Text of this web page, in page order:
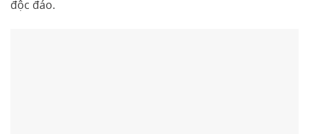
độc đáo.